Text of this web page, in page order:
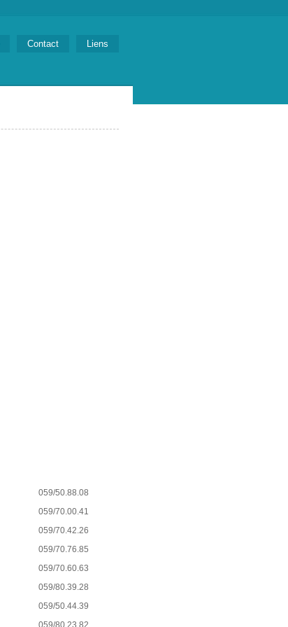
Contact Liens
059/50.88.08
059/70.00.41
059/70.42.26
059/70.76.85
059/70.60.63
059/80.39.28
059/50.44.39
059/80.23.82